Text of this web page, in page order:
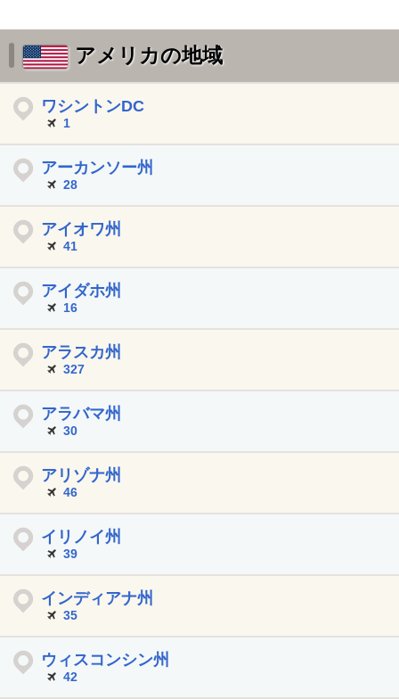
アメリカの地域
ワシントンDC
1
アーカンソー州
28
アイオワ州
41
アイダホ州
16
アラスカ州
327
アラバマ州
30
アリゾナ州
46
イリノイ州
39
インディアナ州
35
ウィスコンシン州
42